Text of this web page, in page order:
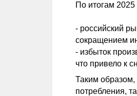
По итогам
- российский
сокращением
- избыток
что привело к
Таким образом,
потребления,